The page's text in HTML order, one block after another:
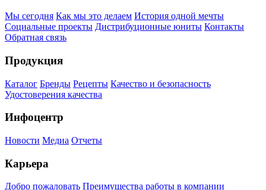
Мы сегодня Как мы это делаем История одной мечты
Социальные проекты Дистрибуционные юниты Контакты
Обратная связь
Продукция
Каталог Бренды Рецепты Качество и безопасность
Удостоверения качества
Инфоцентр
Новости Медиа Отчеты
Карьера
Добро пожаловать Преимущества работы в компании